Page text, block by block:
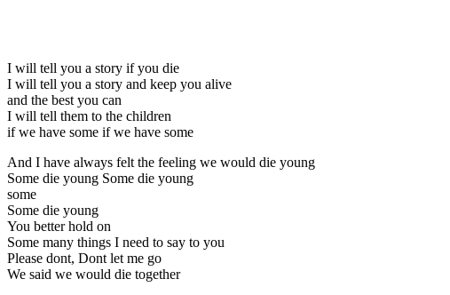
I will tell you a story if you die
I will tell you a story and keep you alive
and the best you can
I will tell them to the children
if we have some if we have some
And I have always felt the feeling we would die young
Some die young Some die young
some
Some die young
You better hold on
Some many things I need to say to you
Please dont, Dont let me go
We said we would die together